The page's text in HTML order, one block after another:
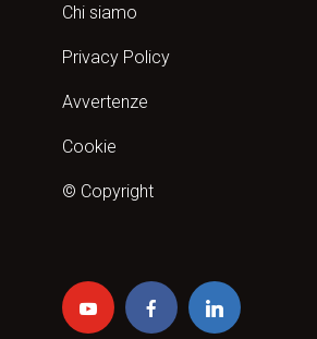
Chi siamo
Privacy Policy
Avvertenze
Cookie
© Copyright